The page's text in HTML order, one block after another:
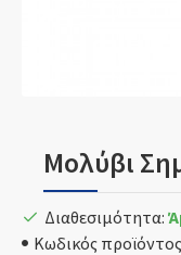
Μολύβι
Διαθεσιμότητα:
Κωδικός